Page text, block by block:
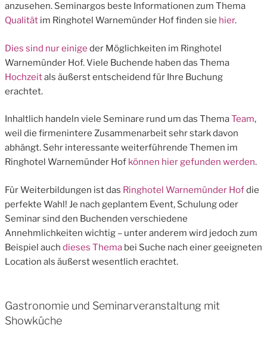
anzusehen. Seminargos beste Informationen zum Thema
Qualität im Ringhotel Warnemünder Hof finden sie hier.
Dies sind nur einige der Möglichkeiten im Ringhotel
Warnemünder Hof. Viele Buchende haben das Thema
Hochzeitals äußerst entscheidend für Ihre Buchung
erachtet.
Inhaltlich handeln viele Seminare rund um das ThemaTeam,
weil die firmenintere Zusammenarbeit sehr stark davon
abhängt. Sehr interessante weiterführende Themen im
Ringhotel Warnemünder Hof können hier gefunden werden.
Für Weiterbildungen ist das Ringhotel Warnemünder Hofdie
perfekte Wahl! Je nach geplantem Event, Schulung oder
Seminar sind den Buchenden verschiedene
Annehmlichkeiten wichtig – unter anderem wird jedoch zum
Beispiel auch dieses Thema bei Suche nach einer geeigneten
Location als äußerst wesentlich erachtet.
Gastronomie und Seminarveranstaltung mit
Showküche